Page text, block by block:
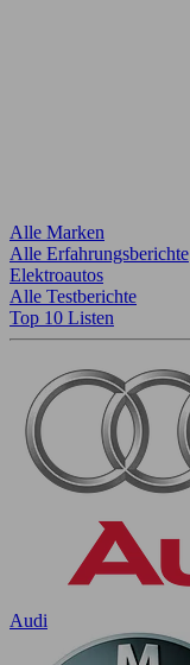
Alle Marken
Alle Erfahrungsberichte
Elektroautos
Alle Testberichte
Top 10 Listen
Audi